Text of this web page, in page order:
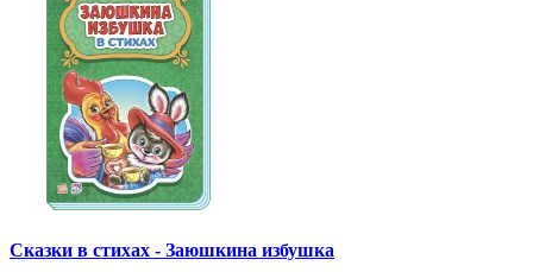
Сказки в стихах - Заюшкина избушка